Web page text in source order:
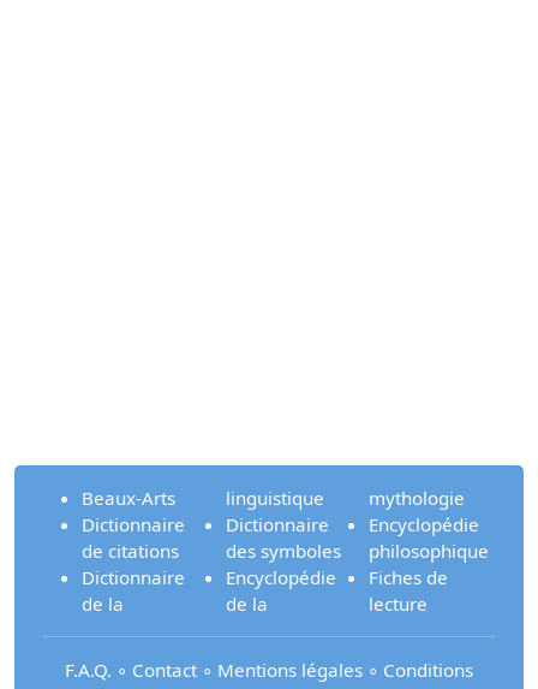
Beaux-Arts
Dictionnaire
de citations
Dictionnaire
de la
linguistique
Dictionnaire
des symboles
Encyclopédie
de la
mythologie
Encyclopédie
philosophique
Fiches de
lecture
F.A.Q. ∘ Contact ∘ Mentions légales ∘ Conditions